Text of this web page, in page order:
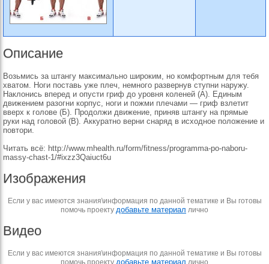
Описание
Возьмись за штангу максимально широким, но комфортным для тебя
хватом. Ноги поставь уже плеч, немного развернув ступни наружу.
Наклонись вперед и опусти гриф до уровня коленей (А). Единым
движением разогни корпус, ноги и пож­ми плечами — гриф взлетит
вверх к голове (Б). Продолжи движение, приняв штангу на прямые
руки над головой (В). Аккуратно верни снаряд в исходное положение и
повтори.
Читать всё: http://www.mhealth.ru/form/fitness/programma-po-naboru-
massy-chast-1/#ixzz3Qaiuct6u
Изображения
Если у вас имеются знания\информация по данной тематике и Вы готовы
помочь проекту добавьте материал лично
Видео
Если у вас имеются знания\информация по данной тематике и Вы готовы
помочь проекту добавьте материал лично